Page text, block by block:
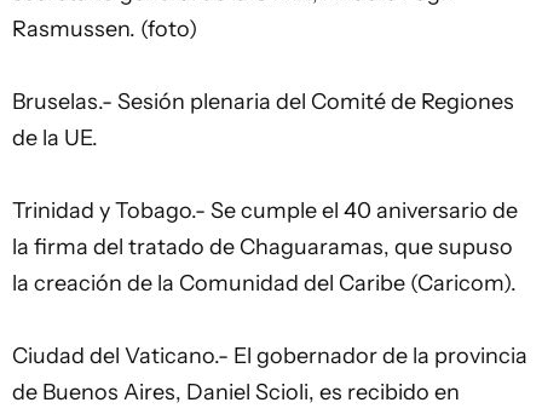
Rasmussen. (foto)
Bruselas.- Sesión plenaria del Comité de Regiones
de la UE.
Trinidad y Tobago.- Se cumple el 40 aniversario de
la firma del tratado de Chaguaramas, que supuso
la creación de la Comunidad del Caribe (Caricom).
Ciudad del Vaticano.- El gobernador de la provincia
de Buenos Aires, Daniel Scioli, es recibido en